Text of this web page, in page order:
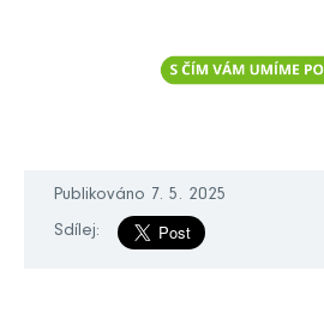
Publikováno 7. 5. 2025
Sdílej: